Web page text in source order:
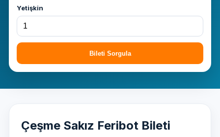
Yetişkin
Bileti Sorgula
Çeşme Sakız Feribot Bileti